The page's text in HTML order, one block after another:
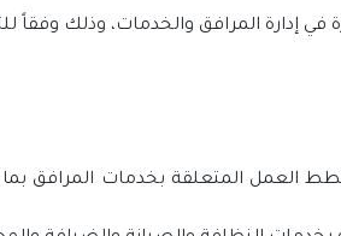
إدارة المرافق والخدمات، وذلك وفقاً
العمل المتعلقة بخدمات المرافق